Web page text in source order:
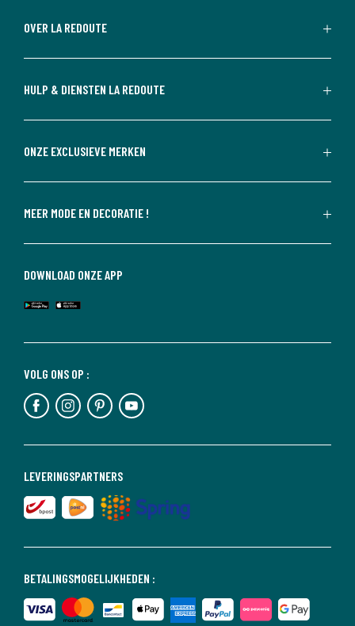
OVER LA REDOUTE
HULP & DIENSTEN LA REDOUTE
ONZE EXCLUSIEVE MERKEN
MEER MODE EN DECORATIE !
BETALINGSMOGELIJKHEDEN :
LEVERINGSPARTNERS
VOLG ONS OP :
DOWNLOAD ONZE APP